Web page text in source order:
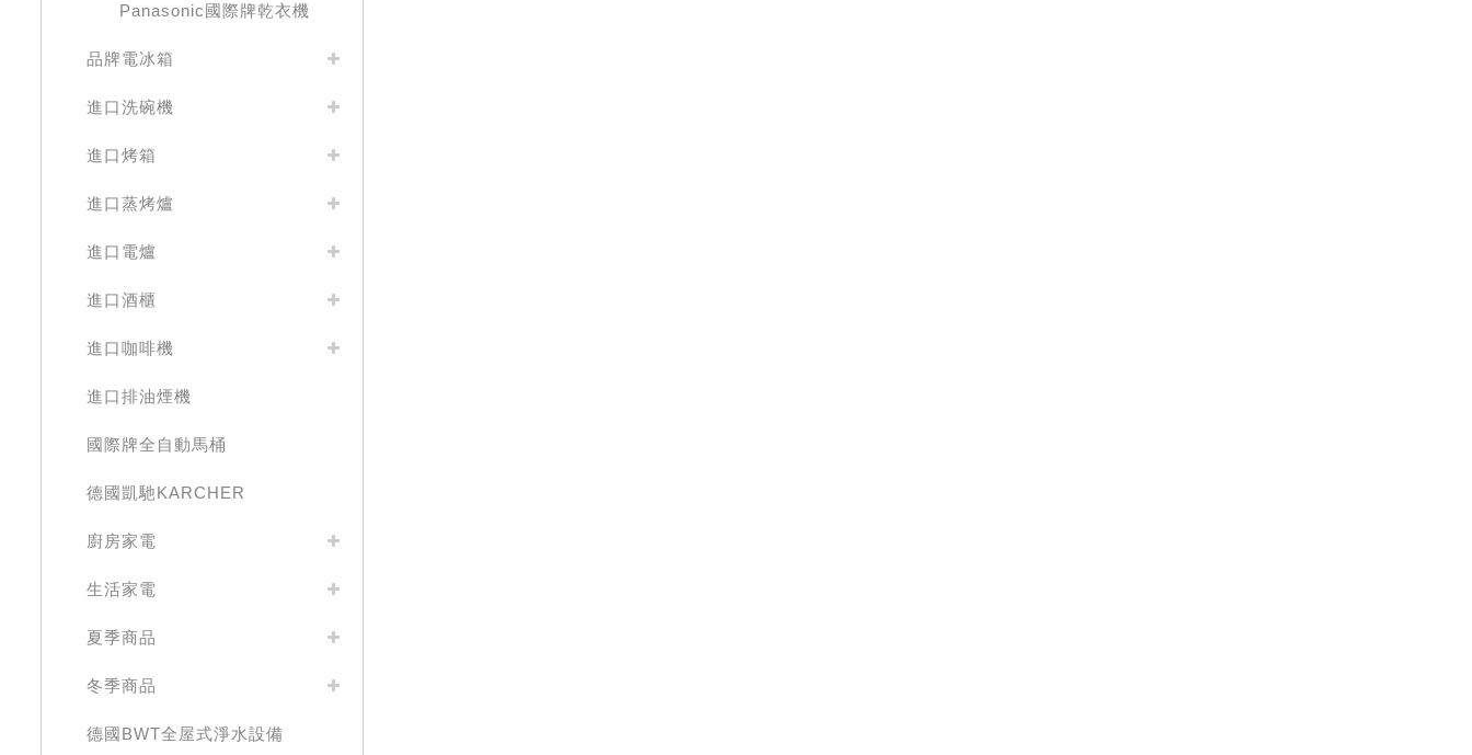
Panasonic國際牌乾衣機
品牌電冰箱
進口洗碗機
進口烤箱
進口蒸烤爐
進口電爐
進口酒櫃
進口咖啡機
進口排油煙機
國際牌全自動馬桶
德國凱馳KARCHER
廚房家電
生活家電
夏季商品
冬季商品
德國BWT全屋式淨水設備